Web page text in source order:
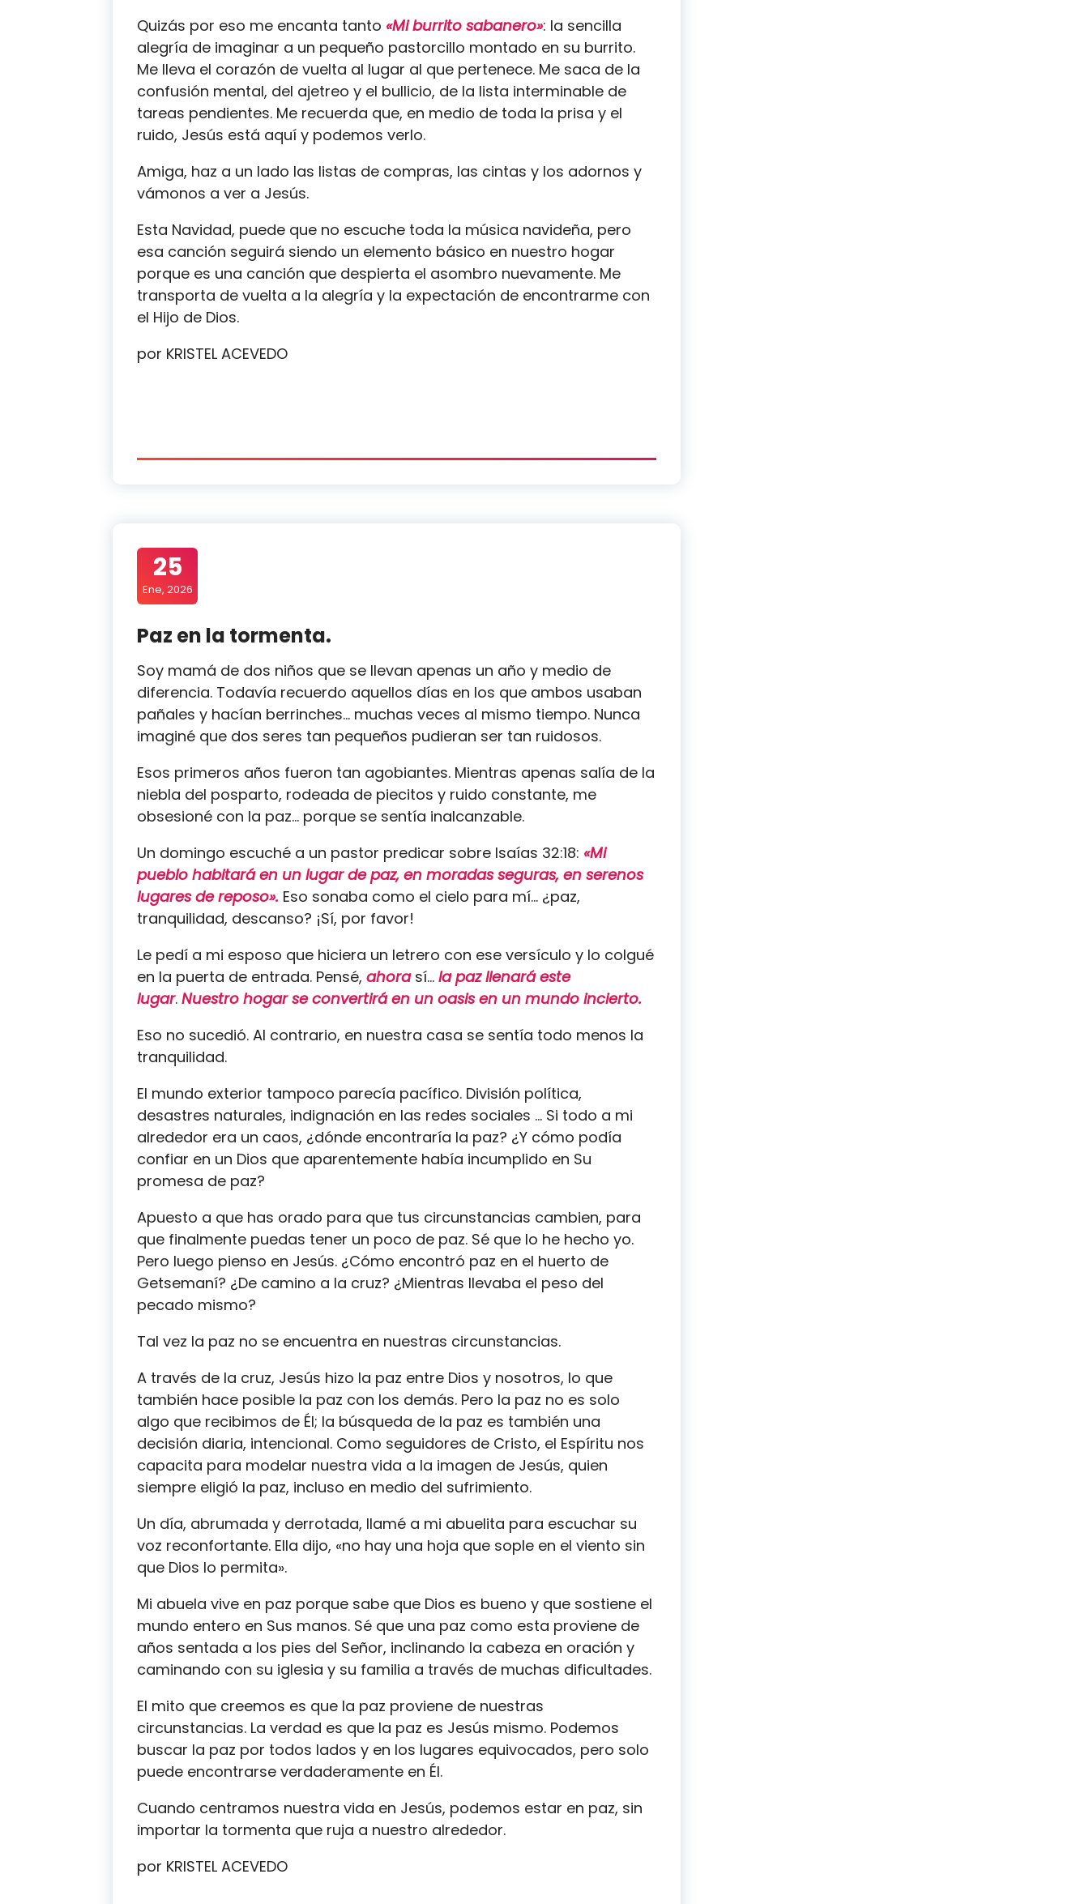
Quizás por eso me encanta tanto «Mi burrito sabanero»: la sencilla
alegría de imaginar a un pequeño pastorcillo montado en su burrito.
Me lleva el corazón de vuelta al lugar al que pertenece. Me saca de la
confusión mental, del ajetreo y el bullicio, de la lista interminable de
tareas pendientes. Me recuerda que, en medio de toda la prisa y el
ruido, Jesús está aquí y podemos verlo.
Amiga, haz a un lado las listas de compras, las cintas y los adornos y
vámonos a ver a Jesús.
Esta Navidad, puede que no escuche toda la música navideña, pero
esa canción seguirá siendo un elemento básico en nuestro hogar
porque es una canción que despierta el asombro nuevamente. Me
transporta de vuelta a la alegría y la expectación de encontrarme con
el Hijo de Dios.
por KRISTEL ACEVEDO
25
Ene, 2026
Paz en la tormenta.
Soy mamá de dos niños que se llevan apenas un año y medio de
diferencia. Todavía recuerdo aquellos días en los que ambos usaban
pañales y hacían berrinches… muchas veces al mismo tiempo. Nunca
imaginé que dos seres tan pequeños pudieran ser tan ruidosos.
Esos primeros años fueron tan agobiantes. Mientras apenas salía de la
niebla del posparto, rodeada de piecitos y ruido constante, me
obsesioné con la paz… porque se sentía inalcanzable.
Un domingo escuché a un pastor predicar sobre Isaías 32:18: «Mi
pueblo habitará en un lugar de paz, en moradas seguras, en serenos
lugares de reposo». Eso sonaba como el cielo para mí… ¿paz,
tranquilidad, descanso? ¡Sí, por favor!
Le pedí a mi esposo que hiciera un letrero con ese versículo y lo colgué
en la puerta de entrada. Pensé, ahorasí… la paz llenará este
lugar. Nuestro hogar se convertirá en un oasis en un mundo incierto.
Eso no sucedió. Al contrario, en nuestra casa se sentía todo menos la
tranquilidad.
El mundo exterior tampoco parecía pacífico. División política,
desastres naturales, indignación en las redes sociales … Si todo a mi
alrededor era un caos, ¿dónde encontraría la paz? ¿Y cómo podía
confiar en un Dios que aparentemente había incumplido en Su
promesa de paz?
Apuesto a que has orado para que tus circunstancias cambien, para
que finalmente puedas tener un poco de paz. Sé que lo he hecho yo.
Pero luego pienso en Jesús. ¿Cómo encontró paz en el huerto de
Getsemaní? ¿De camino a la cruz? ¿Mientras llevaba el peso del
pecado mismo?
Tal vez la paz no se encuentra en nuestras circunstancias.
A través de la cruz, Jesús hizo la paz entre Dios y nosotros, lo que
también hace posible la paz con los demás. Pero la paz no es solo
algo que recibimos de Él; la búsqueda de la paz es también una
decisión diaria, intencional. Como seguidores de Cristo, el Espíritu nos
capacita para modelar nuestra vida a la imagen de Jesús, quien
siempre eligió la paz, incluso en medio del sufrimiento.
Un día, abrumada y derrotada, llamé a mi abuelita para escuchar su
voz reconfortante. Ella dijo, «no hay una hoja que sople en el viento sin
que Dios lo permita».
Mi abuela vive en paz porque sabe que Dios es bueno y que sostiene el
mundo entero en Sus manos. Sé que una paz como esta proviene de
años sentada a los pies del Señor, inclinando la cabeza en oración y
caminando con su iglesia y su familia a través de muchas dificultades.
El mito que creemos es que la paz proviene de nuestras
circunstancias. La verdad es que la paz es Jesús mismo. Podemos
buscar la paz por todos lados y en los lugares equivocados, pero solo
puede encontrarse verdaderamente en Él.
Cuando centramos nuestra vida en Jesús, podemos estar en paz, sin
importar la tormenta que ruja a nuestro alrededor.
por KRISTEL ACEVEDO